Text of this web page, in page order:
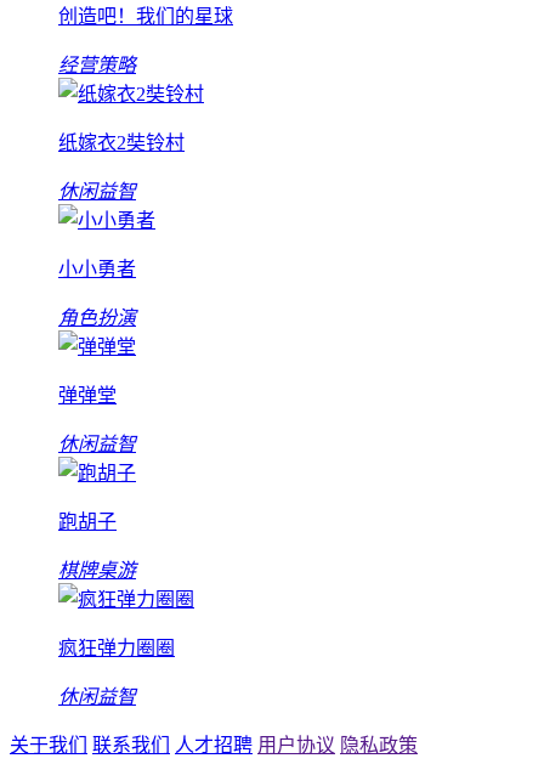
创造吧！我们的星球
经营策略
纸嫁衣2奘铃村
休闲益智
小小勇者
角色扮演
弹弹堂
休闲益智
跑胡子
棋牌桌游
疯狂弹力圈圈
休闲益智
关于我们 联系我们 人才招聘 用户协议 隐私政策